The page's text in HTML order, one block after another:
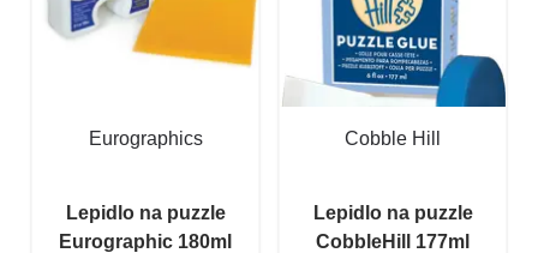
Eurographics
Lepidlo na puzzle
Eurographic 180ml
Cobble Hill
Lepidlo na puzzle
CobbleHill 177ml